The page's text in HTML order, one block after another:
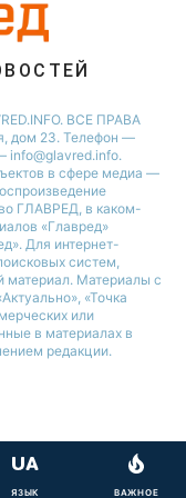
ВСЕ ПРАВА
дом 23. Телефон —
info@glavred.info.
в сфере медиа —
ГЛАВРЕД, в каком-
«Главред»
Для интернет-
систем,
материал. Материалы с
«Точка
или
в материалах в
редакции.
ЯЗЫК ВАЖНОЕ